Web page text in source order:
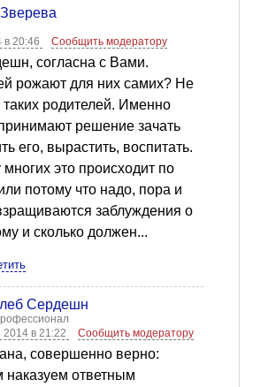
в 20:46
Сообщить модератору
согласна с Вами.
рожают для них самих? Не
таких родителей. Именно
решение зачать
его, вырастить, воспитать.
многих это происходит по
потому что надо, пора и
заблуждения о
и сколько должен...
Сердешн
в 21:22
Сообщить модератору
совершенно верно:
наказуем ответным